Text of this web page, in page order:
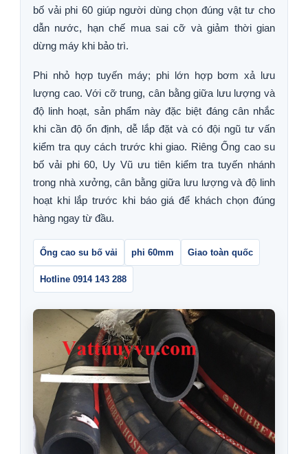
bố vải phi 60 giúp người dùng chọn đúng vật tư cho
dẫn nước, hạn chế mua sai cỡ và giảm thời gian
dừng máy khi bảo trì.
Phi nhỏ hợp tuyến máy; phi lớn hợp bơm xả lưu
lượng cao. Với cỡ trung, cân bằng giữa lưu lượng và
độ linh hoạt, sản phẩm này đặc biệt đáng cân nhắc
khi cần độ ổn định, dễ lắp đặt và có đội ngũ tư vấn
kiểm tra quy cách trước khi giao. Riêng Ống cao su
bố vải phi 60, Uy Vũ ưu tiên kiểm tra tuyến nhánh
trong nhà xưởng, cân bằng giữa lưu lượng và độ linh
hoạt khi lắp trước khi báo giá để khách chọn đúng
hàng ngay từ đầu.
Ống cao su bố vải phi 60mm Giao toàn quốc
Hotline 0914 143 288